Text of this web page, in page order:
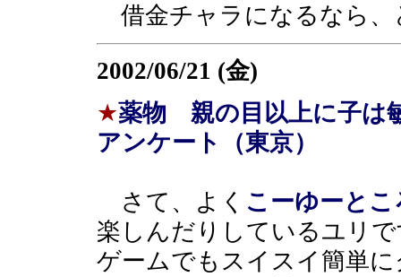
借金チャラになるなら、
2002/06/21 (金)
★薬物 親の目以上に子は
アンケート（東京）
さて、よく こーゆーとこ
楽しんだりしているユリ
ゲームでもスイスイ簡単